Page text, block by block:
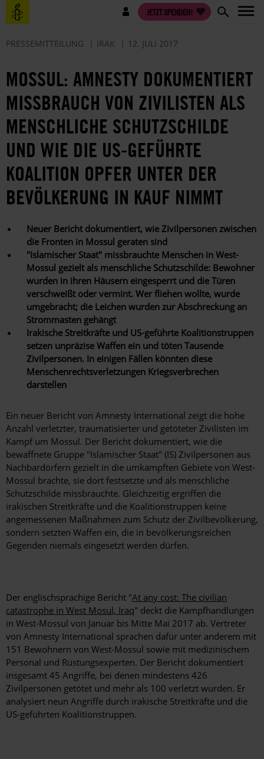
Direkt
zum
Benutzermenü JETZT SPENDEN!
PRESSEMITTEILUNG IRAK 12. JULI 2017
MOSSUL: AMNESTY DOKUMENTIERT
MISSBRAUCH VON ZIVILISTEN ALS
MENSCHLICHE SCHUTZSCHILDE
UND WIE DIE US-GEFÜHRTE
KOALITION OPFER UNTER DER
BEVÖLKERUNG IN KAUF NIMMT
Neuer Bericht dokumentiert, wie Zivilpersonen zwischen
die Fronten in Mossul geraten sind
"Islamischer Staat" missbrauchte Menschen in West-
Mossul gezielt als menschliche Schutzschilde: Bewohner
wurden in ihren Häusern eingesperrt und die Türen
verschweißt oder vermint. Wer fliehen wollte, wurde
umgebracht; die Leichen wurden zur Abschreckung an
Strommasten gehängt
Irakische Streitkräfte und US-geführte Koalitionstruppen
setzen unpräzise Waffen ein und töten Tausende
Zivilpersonen. In einigen Fällen könnten diese
Menschenrechtsverletzungen Kriegsverbrechen
darstellen
Ein neuer Bericht von Amnesty International zeigt die hohe
Anzahl verletzter, traumatisierter und getöteter Zivilisten im
Kampf um Mossul. Der Bericht dokumentiert, wie die
bewaffnete Gruppe "Islamischer Staat" (IS) Zivilpersonen aus
Nachbardörfern gezielt in die umkämpften Gebiete von West-
Mossul brachte, sie dort festsetzte und als menschliche
Schutzschilde missbrauchte. Gleichzeitig ergriffen die
irakischen Streitkräfte und die Koalitionstruppen keine
angemessenen Maßnahmen zum Schutz der Zivilbevölkerung,
sondern setzten Waffen ein, die in bevölkerungsreichen
Gegenden niemals eingesetzt werden dürfen.
Der englischsprachige Bericht "At any cost: The civilian
catastrophe in West Mosul, Iraq" deckt die Kampfhandlungen
in West-Mossul von Januar bis Mitte Mai 2017 ab. Vertreter
von Amnesty International sprachen dafür unter anderem mit
151 Bewohnern von West-Mossul sowie mit medizinischem
Personal und Rüstungsexperten. Der Bericht dokumentiert
insgesamt 45 Angriffe, bei denen mindestens 426
Zivilpersonen getötet und mehr als 100 verletzt wurden. Er
analysiert neun Angriffe durch irakische Streitkräfte und die
US-geführten Koalitionstruppen.